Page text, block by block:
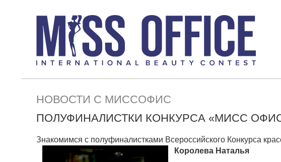
НОВОСТИ С МИССОФИС
ПОЛУФИНАЛИСТКИ КОНКУРСА «МИСС
Знакомимся с полуфиналистками Всероссийского Конкурса
Королева Наталья